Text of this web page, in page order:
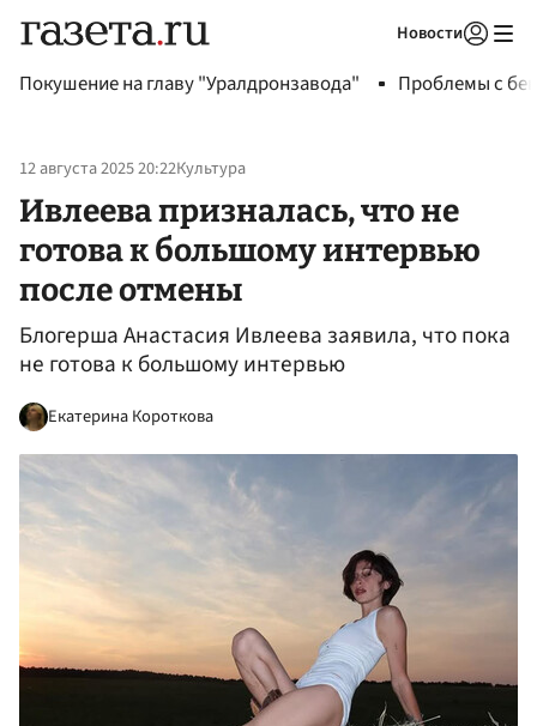
Новости
Покушение на главу "Уралдронзавода" Проблемы с
12 августа 2025 20:22Культура
Ивлеева призналась, что не
готова к большому интервью
после отмены
Блогерша Анастасия Ивлеева заявила, что пока
не готова к большому интервью
Екатерина Короткова